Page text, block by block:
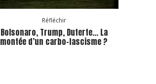
Réfléchir
Bolsonaro, Trump, Duterte… La
montée d’un carbo-fascisme ?